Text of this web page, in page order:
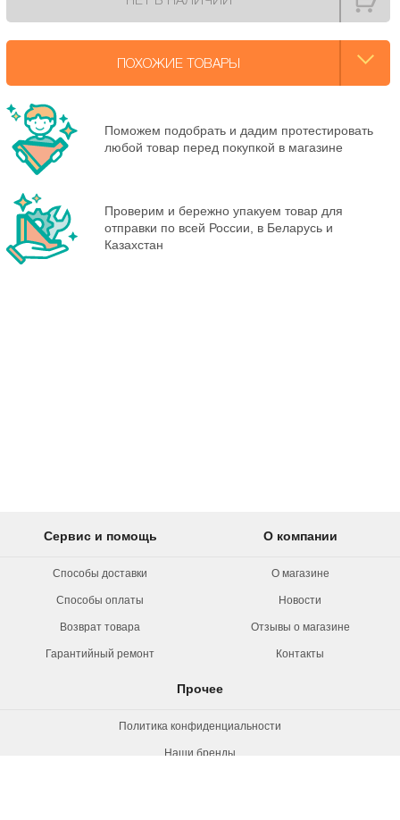
ПОХОЖИЕ ТОВАРЫ
Поможем подобрать и дадим протестировать
любой товар перед покупкой в магазине
Проверим и бережно упакуем товар для
отправки по всей России, в Беларусь и
Казахстан
Сервис и помощь
Способы доставки
Способы оплаты
Возврат товара
Гарантийный ремонт
О компании
О магазине
Новости
Отзывы о магазине
Контакты
Прочее
Политика конфиденциальности
Наши бренды